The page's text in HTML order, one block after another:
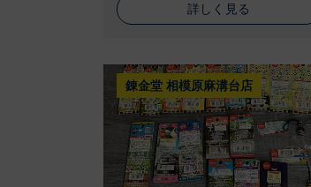
詳しく見る
錬金堂 相模原麻溝台店